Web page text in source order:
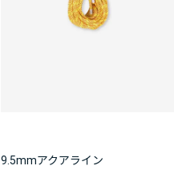
9.5mmアクアライン